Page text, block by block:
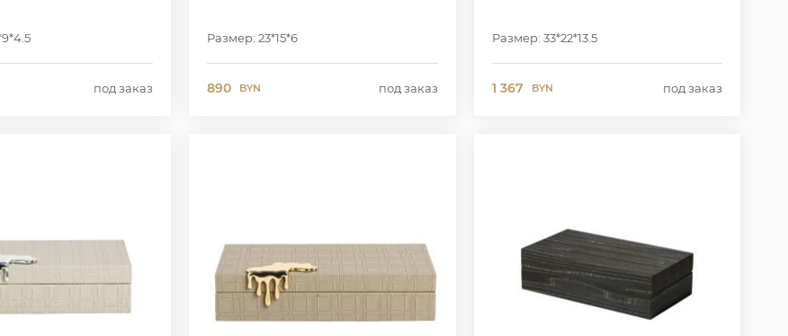
под заказ
Размер: 23*15*6
890 BYN под заказ
Размер: 33*22*13.5
1 367 BYN под заказ